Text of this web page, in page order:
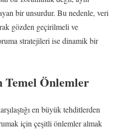
bir unsurdur. Bu nedenle, veri
gözden geçirilmeli ve
stratejileri ise dinamik bir
Önlemler
en büyük tehditlerden
için çeşitli önlemler almak